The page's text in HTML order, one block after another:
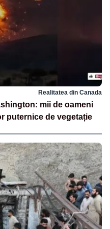
Realitatea din Canada
mii de oameni
puternice de vegetație